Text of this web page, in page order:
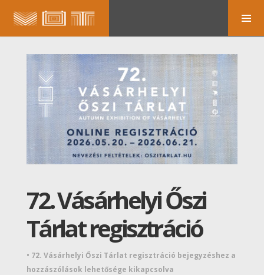
72. Vásárhelyi Őszi
Tárlat regisztráció
• 72. Vásárhelyi Őszi Tárlat regisztráció bejegyzéshez a
hozzászólások lehetősége kikapcsolva